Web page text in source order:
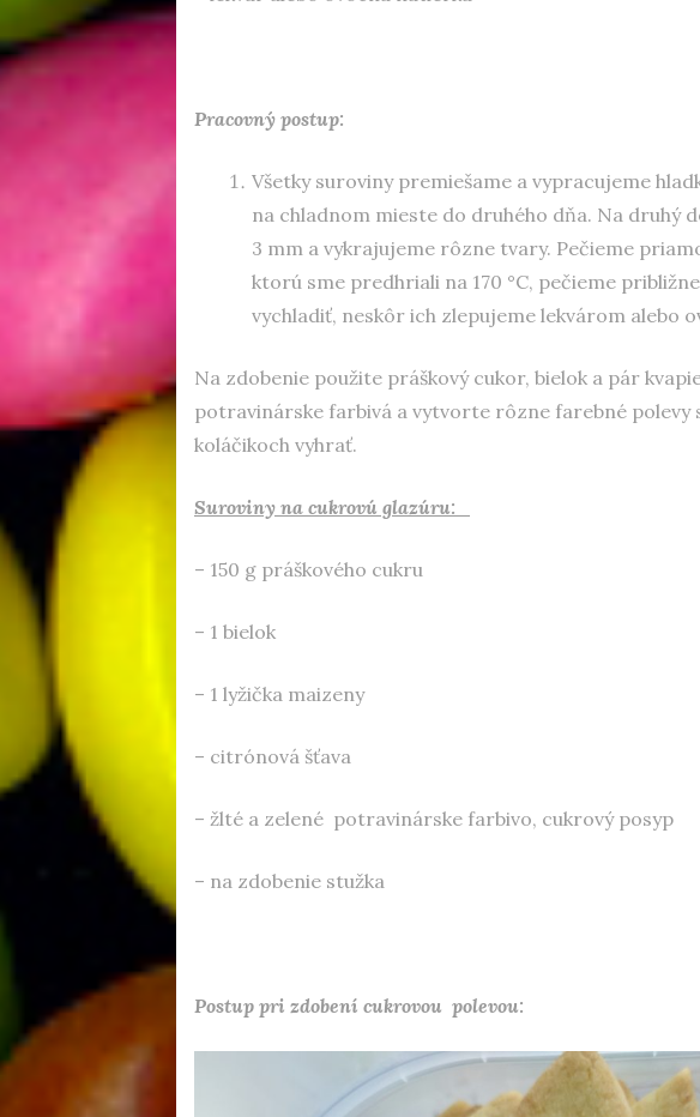
Pracovný postup:
Všetky suroviny premiešame a vypracujeme
na chladnom mieste do druhého dňa. Na druhý
3 mm a vykrajujeme rôzne tvary. Pečieme
ktorú sme predhriali na 170 °C, pečieme
vychladiť, neskôr ich zlepujeme lekvárom alebo
Na zdobenie použite práškový cukor, bielok a pár
potravinárske farbivá a vytvorte rôzne farebné polevy
koláčikoch vyhrať.
Suroviny na cukrovú glazúru:
– 150 g práškového cukru
– 1 bielok
– 1 lyžička maizeny
– citrónová šťava
– žlté a zelené potravinárske farbivo, cukrový posyp
– na zdobenie stužka
Postup pri zdobení cukrovou polevou: